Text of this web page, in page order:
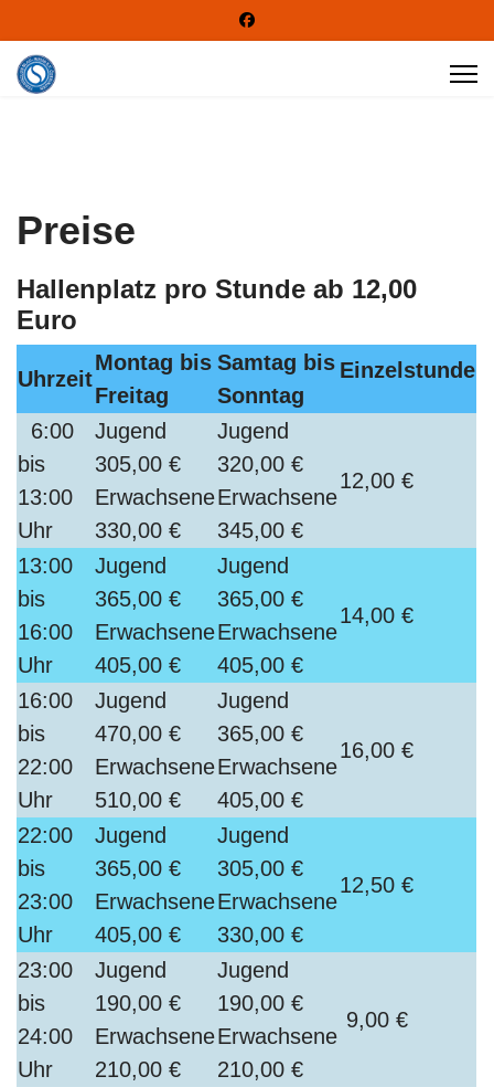
Preise
Hallenplatz pro Stunde ab 12,00
Euro
Uhrzeit
Montag bis
Freitag
Samtag bis
Sonntag
Einzelstunde
6:00
bis
13:00
Uhr
Jugend
305,00 €
Erwachsene
330,00 €
Jugend
320,00 €
Erwachsene
345,00 €
12,00 €
13:00
bis
16:00
Uhr
Jugend
365,00 €
Erwachsene
405,00 €
Jugend
365,00 €
Erwachsene
405,00 €
14,00 €
16:00
bis
22:00
Uhr
Jugend
470,00 €
Erwachsene
510,00 €
Jugend
365,00 €
Erwachsene
405,00 €
16,00 €
22:00
bis
23:00
Uhr
Jugend
365,00 €
Erwachsene
405,00 €
Jugend
305,00 €
Erwachsene
330,00 €
12,50 €
23:00
bis
24:00
Uhr
Jugend
190,00 €
Erwachsene
210,00 €
Jugend
190,00 €
Erwachsene
210,00 €
9,00 €